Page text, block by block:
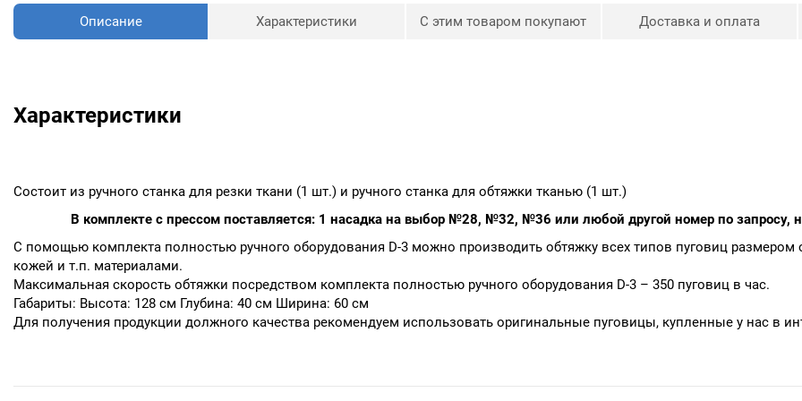
Описание Характеристики С этим товаром покупают Доставка и оплата
Характеристики
Состоит из ручного станка для резки ткани (1 шт.) и ручного станка для обтяжки тканью (1 шт.)
В комплекте с прессом поставляется: 1 насадка на выбор №28, №32, №36 или любой другой номер по запросу,
С помощью комплекта полностью ручного оборудования D-3 можно производить обтяжку всех типов пуговиц размером
кожей и т.п. материалами.
Максимальная скорость обтяжки посредством комплекта полностью ручного оборудования D-3 – 350 пуговиц в час.
Габариты: Высота: 128 см Глубина: 40 см Ширина: 60 см
Для получения продукции должного качества рекомендуем использовать оригинальные пуговицы, купленные у нас в